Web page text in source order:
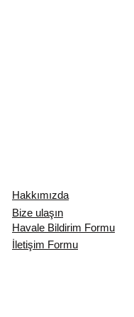
Hakkımızda
Bize ulaşın
Havale Bildirim Formu
İletişim Formu